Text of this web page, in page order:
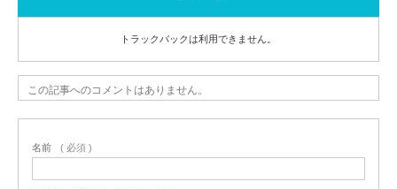
トラックバックは利用できません。
この記事へのコメントはありません。
名前 ( 必須 )